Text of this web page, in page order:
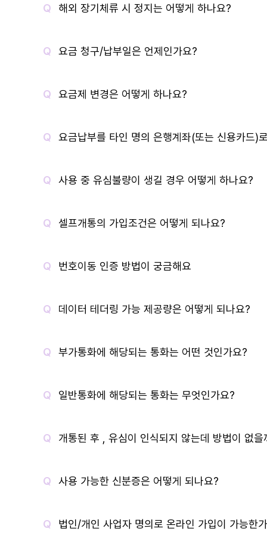
해외 장기체류 시 정지는 어떻게 하나요?
요금 청구/납부일은 언제인가요?
요금제 변경은 어떻게 하나요?
요금납부를 타인 명의 은행계좌(또는 신용카드)
사용 중 유심불량이 생길 경우 어떻게 하나요?
셀프개통의 가입조건은 어떻게 되나요?
번호이동 인증 방법이 궁금해요
데이터 테더링 가능 제공량은 어떻게 되나요?
부가통화에 해당되는 통화는 어떤 것인가요?
일반통화에 해당되는 통화는 무엇인가요?
개통된 후 , 유심이 인식되지 않는데 방법이 없을
사용 가능한 신분증은 어떻게 되나요?
법인/개인 사업자 명의로 온라인 가입이 가능한